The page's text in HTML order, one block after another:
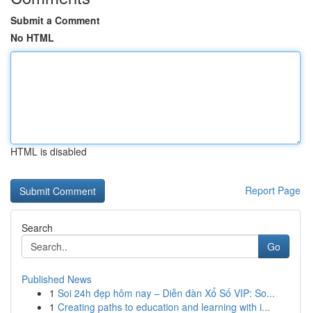
Submit a Comment
No HTML
HTML is disabled
Report Page
Search
Go
Published News
1 Soi 24h đẹp hôm nay – Diễn đàn Xổ Số VIP: So...
1 Creating paths to education and learning with i...